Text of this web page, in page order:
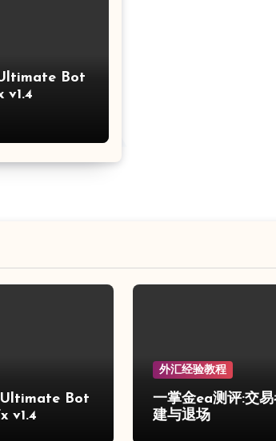
Bot
v1.4
Ultimate Bot
v1.4
外汇经验教程
一掌金ea测评:交
建与退场